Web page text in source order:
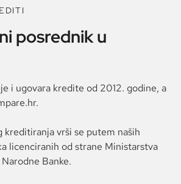
posrednik u
i ugovara kredite od 2012. godine, a
kreditiranja vrši se putem naših
licenciranih od strane Ministarstva
Banke.